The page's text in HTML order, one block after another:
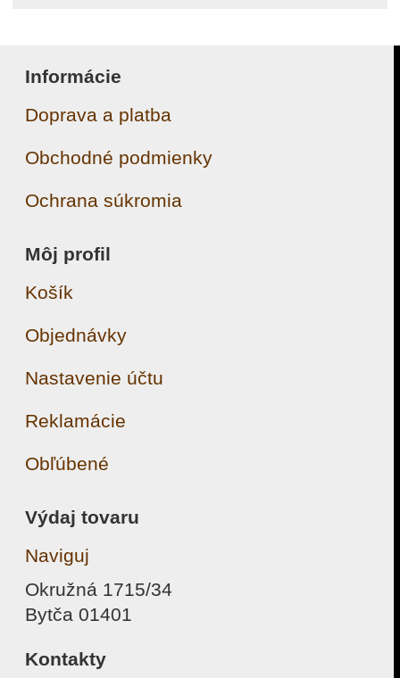
Informácie
Doprava a platba
Obchodné podmienky
Ochrana súkromia
Môj profil
Košík
Objednávky
Nastavenie účtu
Reklamácie
Obľúbené
Výdaj tovaru
Naviguj
Okružná 1715/34
Bytča 01401
Kontakty